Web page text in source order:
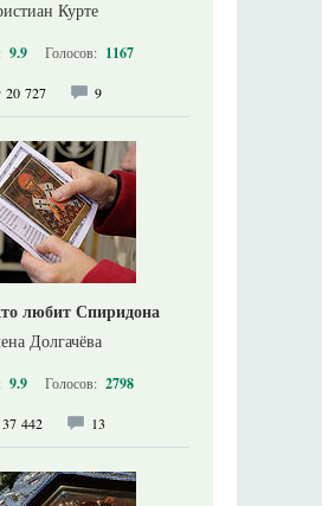
Курте
9.9 Голосов: 1167
20 727 9
любит Спиридона
Долгачёва
9.9 Голосов: 2798
37 442 13